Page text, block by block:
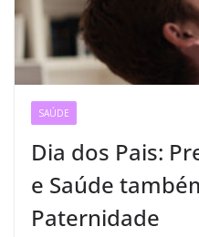
SAÚDE
Dia dos Pais:
e Saúde
Paternidade